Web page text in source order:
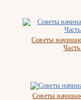
Советы
Часть
Советы